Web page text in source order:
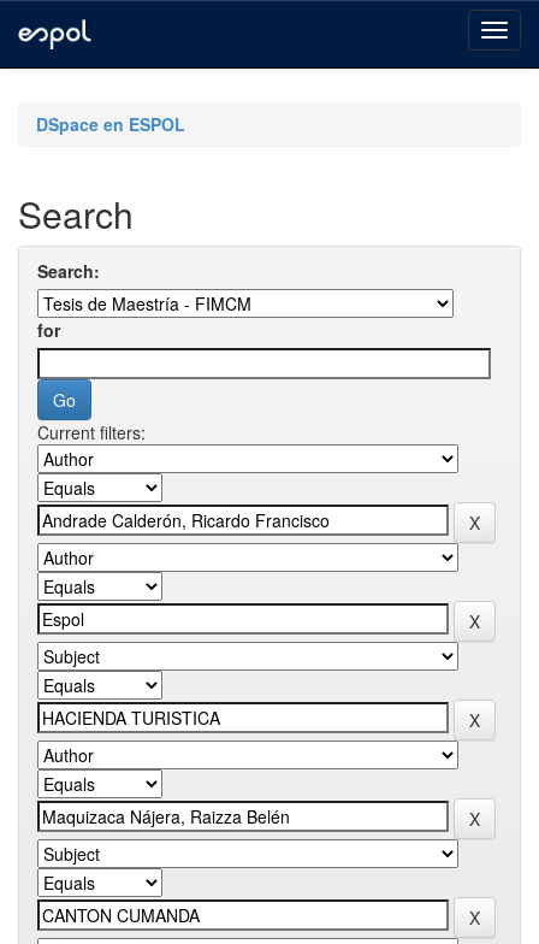
navigationDSpace en ESPOL
Search
Search:
for
Current filters: